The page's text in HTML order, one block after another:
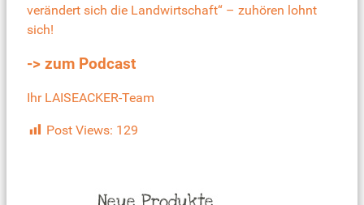
verändert sich die Landwirtschaft“ – zuhören lohnt
sich!
-> zum Podcast
Ihr LAISEACKER-Team
Post Views: 129